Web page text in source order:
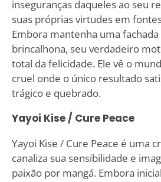
inseguranças daqueles ao seu
suas próprias virtudes em
Embora mantenha uma
brincalhona, seu verdadeiro
total da felicidade. Ele vê o
cruel onde o único resultado
trágico e quebrado.
Yayoi Kise / Cure Peace
Yayoi Kise / Cure Peace é uma
canaliza sua sensibilidade e
paixão por mangá. Embora